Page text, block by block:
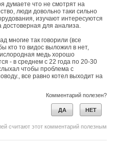
думаете что не смотрят на
люди довольно таки сильно
изучают интересуются
для анализа.
многие так говорили (все
кто то видос выложил в нет,
медь хорошо
- в среднем с 22 года по 20-30
чтобы проблема с
все равно котел выходит на
Комментарий полезен?
ДА НЕТ
считают этот комментарий полезным